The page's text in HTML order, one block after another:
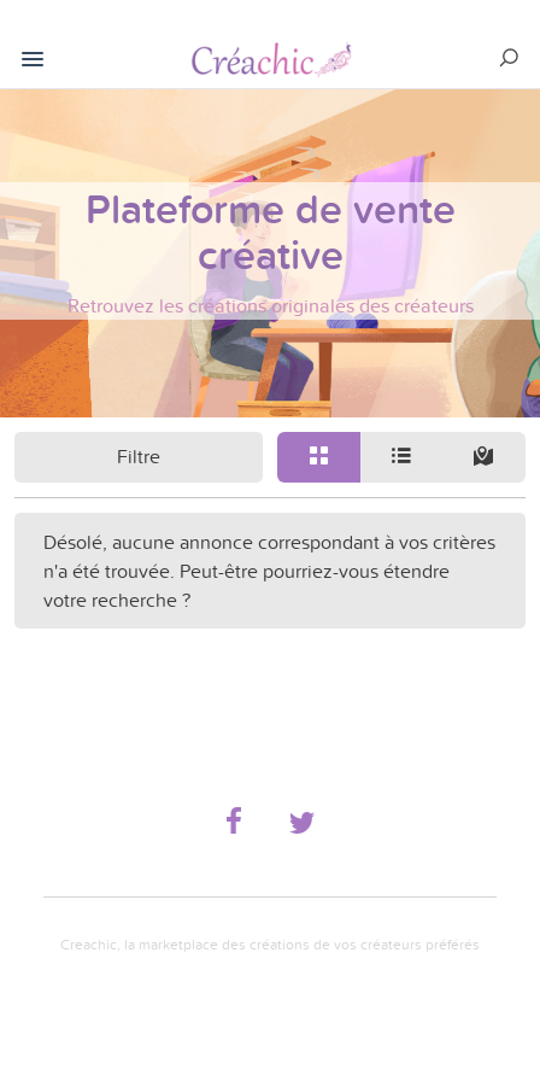
Plateforme de vente
créative
Retrouvez les créations originales des créateurs
Filtre
Désolé, aucune annonce correspondant à vos critères
n'a été trouvée. Peut-être pourriez-vous étendre
votre recherche ?
Creachic, la marketplace des créations de vos créateurs préférés